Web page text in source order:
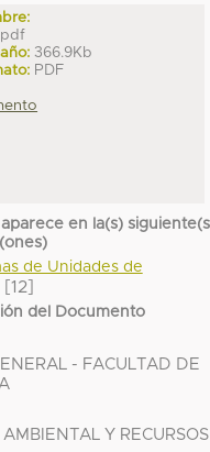
366.9Kb
PDF
aparece en la(s)
de Unidades de
[12]
del Documento
- FACULTAD DE
Y RECURSOS